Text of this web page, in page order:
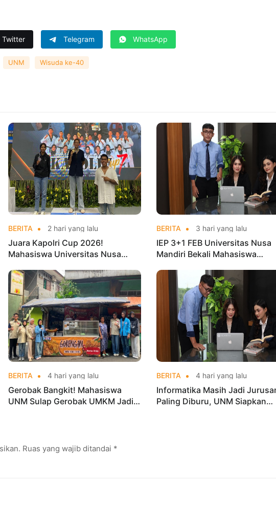
Twitter Telegram WhatsApp
UNM Wisuda ke-40
BERITA 2 hari yang lalu
Juara Kapolri Cup 2026!
Mahasiswa Universitas Nusa
di Kejurnas Taekwondo
BERITA 3 hari yang lalu
IEP 3+1 FEB Universitas Nusa
Mandiri Bekali Mahasiswa
BERITA 4 hari yang lalu
Gerobak Bangkit! Mahasiswa
UNM Sulap Gerobak UMKM Jadi
BERITA 4 hari yang lalu
Informatika Masih Jadi
Paling Diburu, UNM Siapkan
Ruas yang wajib ditandai *